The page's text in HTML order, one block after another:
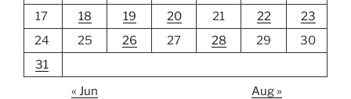
17
18 19 20 21 22
23
24
25 26 27 28 29
30
31
« Jun
Aug »